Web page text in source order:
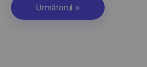
Următorul »